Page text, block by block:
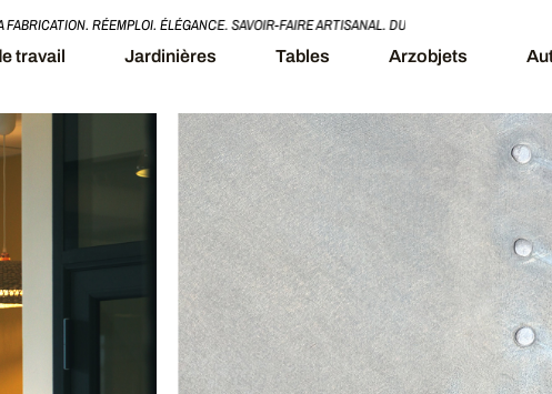
DURABILITÉ. ZINC. BOIS. CUIVRE. ACIER. ARZOBJETS. PLAN DE TRAVAIL. JARDINIÈRE.
travail Jardinières Tables Arzobjets